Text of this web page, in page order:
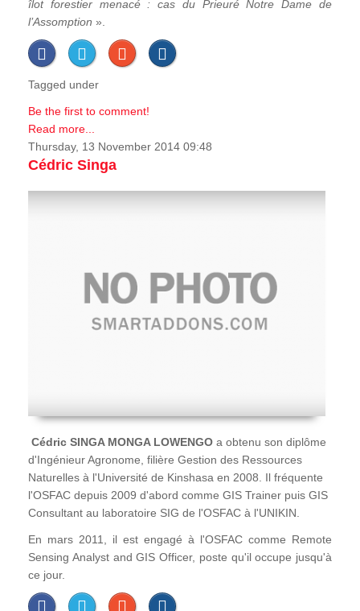
îlot forestier menacé : cas du Prieuré Notre Dame de
l’Assomption ».
Tagged under
Be the first to comment!
Read more...
Thursday, 13 November 2014 09:48
Cédric Singa
Cédric SINGA MONGA LOWENGO a obtenu son diplôme
d'Ingénieur Agronome, filière Gestion des Ressources
Naturelles à l'Université de Kinshasa en 2008. Il fréquente
l'OSFAC depuis 2009 d'abord comme GIS Trainer puis GIS
Consultant au laboratoire SIG de l'OSFAC à l'UNIKIN.
En mars 2011, il est engagé à l'OSFAC comme Remote
Sensing Analyst and GIS Officer, poste qu'il occupe jusqu'à
ce jour.